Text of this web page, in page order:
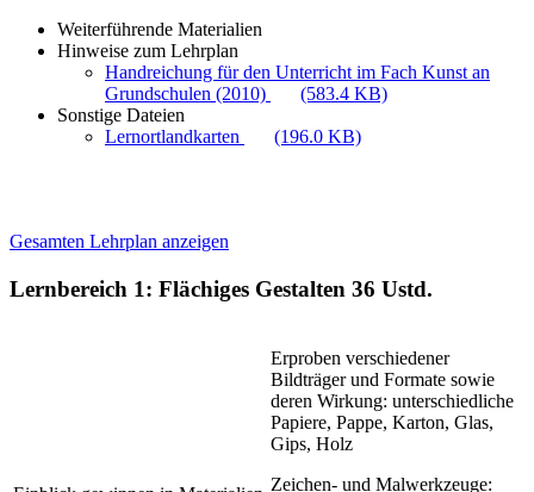
Weiterführende Materialien
Hinweise zum Lehrplan
Handreichung für den Unterricht im Fach Kunst an
Grundschulen (2010)
(583.4 KB)
Sonstige Dateien
Lernortlandkarten
(196.0 KB)
Gesamten Lehrplan anzeigen
Lernbereich 1: Flächiges Gestalten 36 Ustd.
Erproben verschiedener
Bildträger und Formate sowie
deren Wirkung: unterschiedliche
Papiere, Pappe, Karton, Glas,
Gips, Holz
Zeichen- und Malwerkzeuge: